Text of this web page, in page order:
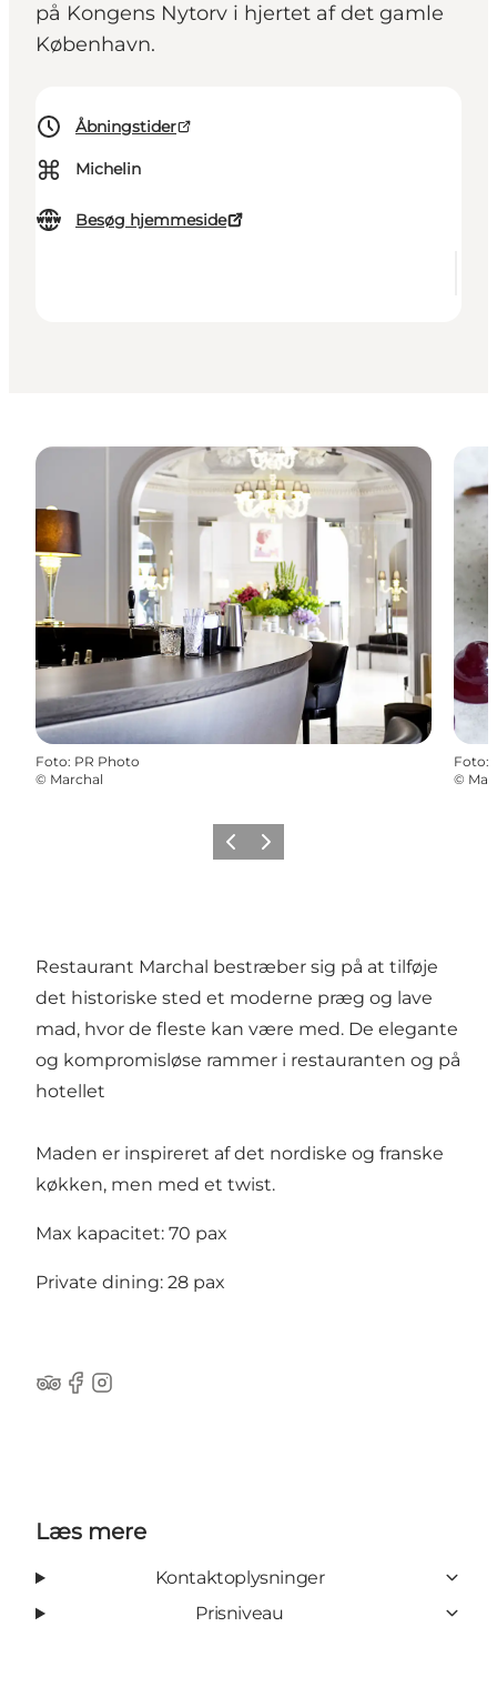
på Kongens Nytorv i hjertet af det gamle
København.
Åbningstider
⌘ Michelin
Besøg hjemmeside
Foto: PR Photo
© Marchal
Foto:
©
ForrigeNæste
Restaurant Marchal bestræber sig på at tilføje
det historiske sted et moderne præg og lave
mad, hvor de fleste kan være med. De elegante
og kompromisløse rammer i restauranten og på
hotellet
Maden er inspireret af det nordiske og franske
køkken, men med et twist.
Max kapacitet: 70 pax
Private dining: 28 pax
Tripadvisor
Facebook
Instagram
Læs mere
Kontaktoplysninger
Prisniveau